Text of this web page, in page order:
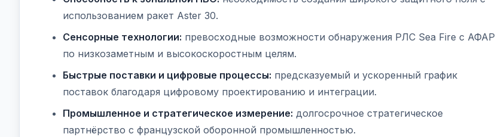
использованием ракет Aster 30.
Сенсорные технологии: превосходные возможности обнаружения РЛС Sea Fire с АФАР
по низкозаметным и высокоскоростным целям.
Быстрые поставки и цифровые процессы: предсказуемый и ускоренный график
поставок благодаря цифровому проектированию и интеграции.
Промышленное и стратегическое измерение: долгосрочное стратегическое
партнёрство с французской оборонной промышленностью.